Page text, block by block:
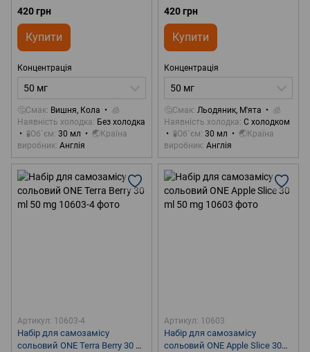
ml 50 mg
420 грн
Купити
Концентрація
50 мг
🤔Смак Вишня, Кола
🧊
Наявність холодка
Без холодка
🧪Об`єм 30 мл
🌏Країна
виробник Англія
ml 50 mg
420 грн
Купити
Концентрація
50 мг
🤔Смак Льодяник, М'ята
🧊
Наявність холодка С холодком
🧪Об`єм 30 мл
🌏Країна
виробник Англія
Артикул: 10603-4
Набір для самозамісу
сольовий ONE Terra Berry 30 ml
Артикул: 10603
Набір для самозамісу
сольовий ONE Apple Slice 30